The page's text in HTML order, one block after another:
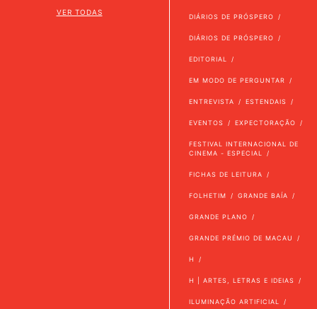
VER TODAS
DIÁRIOS DE PRÓSPERO
DIÁRIOS DE PRÓSPERO
EDITORIAL
EM MODO DE PERGUNTAR
ENTREVISTA ESTENDAIS
EVENTOS EXPECTORAÇÃO
FESTIVAL INTERNACIONAL DE
CINEMA - ESPECIAL
FICHAS DE LEITURA
FOLHETIM GRANDE BAÍA
GRANDE PLANO
GRANDE PRÉMIO DE MACAU
H
H | ARTES, LETRAS E IDEIAS
ILUMINAÇÃO ARTIFICIAL